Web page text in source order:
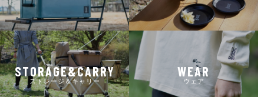
STORAGE&CARRY
ストレージ＆キャリー
WEAR
ウェア